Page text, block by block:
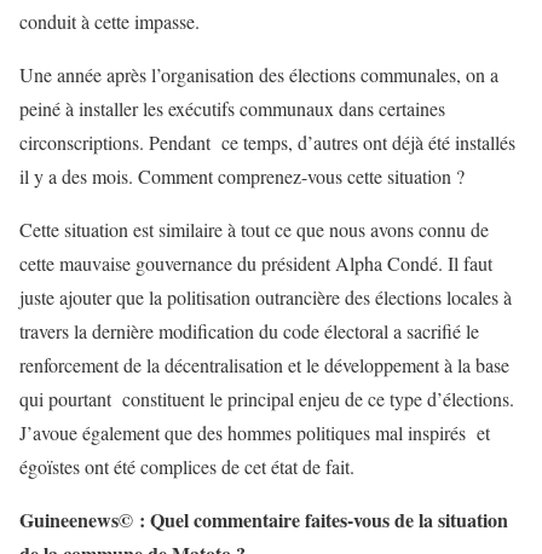
conduit à cette impasse.
Une année après l’organisation des élections communales, on a
peiné à installer les exécutifs communaux dans certaines
circonscriptions. Pendant ce temps, d’autres ont déjà été installés
il y a des mois. Comment comprenez-vous cette situation ?
Cette situation est similaire à tout ce que nous avons connu de
cette mauvaise gouvernance du président Alpha Condé. Il faut
juste ajouter que la politisation outrancière des élections locales à
travers la dernière modification du code électoral a sacrifié le
renforcement de la décentralisation et le développement à la base
qui pourtant constituent le principal enjeu de ce type d’élections.
J’avoue également que des hommes politiques mal inspirés et
égoïstes ont été complices de cet état de fait.
Guineenews© : Quel commentaire faites-vous de la situation